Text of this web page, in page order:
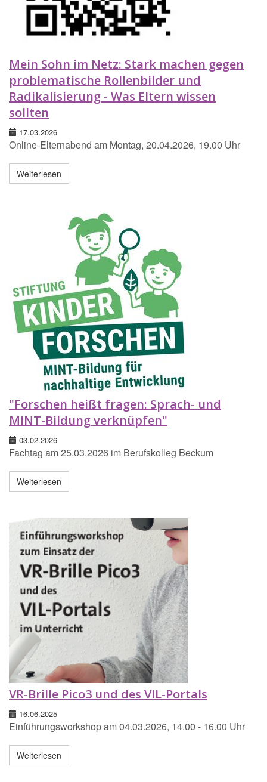
Mein Sohn im Netz: Stark machen gegen
problematische Rollenbilder und
Radikalisierung - Was Eltern wissen
sollten
17.03.2026
Online-Elternabend am Montag, 20.04.2026, 19.00 Uhr
Weiterlesen
"Forschen heißt fragen: Sprach- und
MINT-Bildung verknüpfen"
03.02.2026
Fachtag am 25.03.2026 im Berufskolleg Beckum
Weiterlesen
VR-Brille Pico3 und des VIL-Portals
16.06.2025
Einführungsworkshop am 04.03.2026, 14.00 - 16.00 Uhr
Weiterlesen